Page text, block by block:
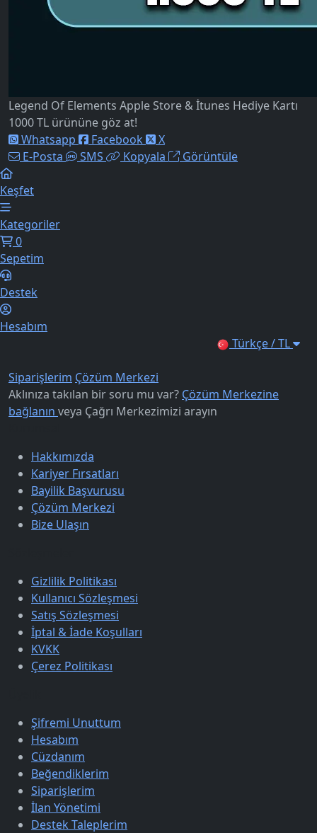
Legend Of Elements Apple Store & İtunes Hediye Kartı
1000 TL ürününe göz at!
Whatsapp
Facebook
X
E-Posta
SMS Kopyala Görüntüle
Keşfet
Kategoriler
0
Sepetim
Destek
Hesabım
Türkçe / TL
Siparişlerim Çözüm Merkezi
Aklınıza takılan bir soru mu var? Çözüm Merkezine
bağlanın veya Çağrı Merkezimizi arayın
Hakkımızda
Kariyer Fırsatları
Bayilik Başvurusu
Çözüm Merkezi
Bize Ulaşın
Gizlilik Politikası
Kullanıcı Sözleşmesi
Satış Sözleşmesi
İptal & İade Koşulları
KVKK
Çerez Politikası
Şifremi Unuttum
Hesabım
Cüzdanım
Beğendiklerim
Siparişlerim
İlan Yönetimi
Destek Taleplerim